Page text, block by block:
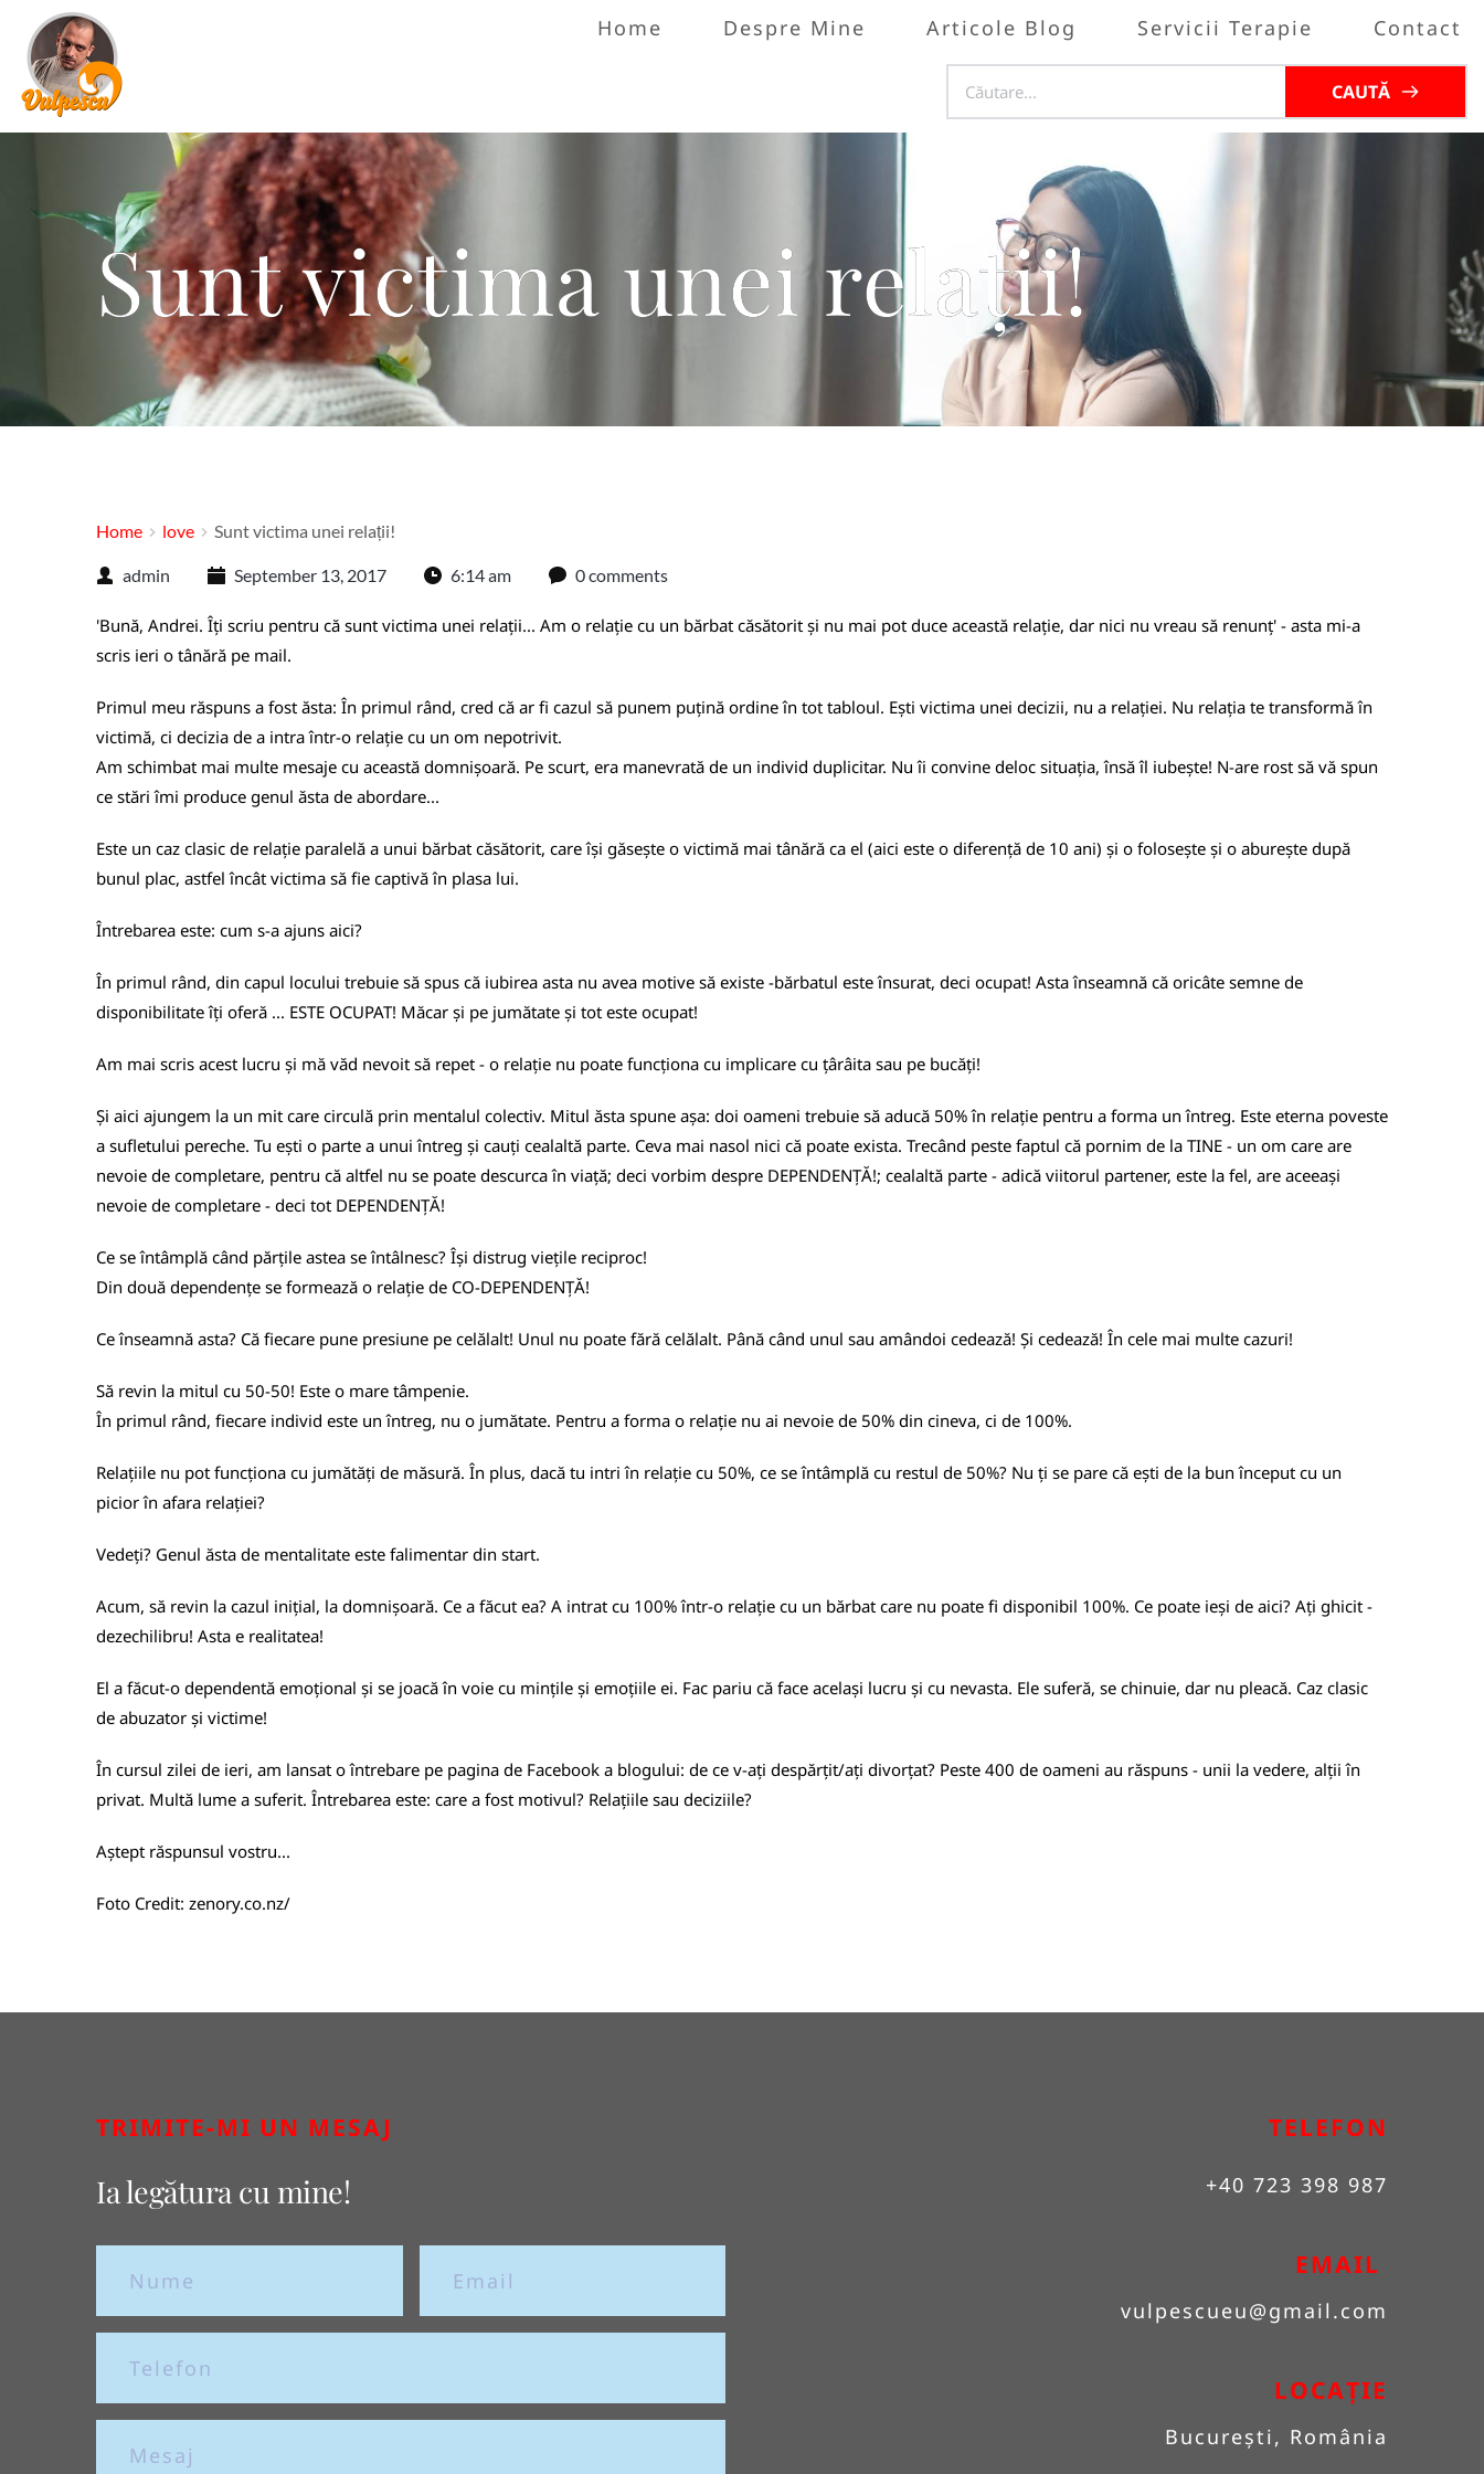
Home Despre Mine Articole Blog Servicii Terapie Contact
CAUTĂ
Sunt victima unei relații!
Home love Sunt victima unei relații!
admin September 13, 2017 6:14 am 0 comments
'Bună, Andrei. Îți scriu pentru că sunt victima unei relații... Am o relație cu un bărbat căsătorit și nu mai pot duce această relație, dar nici nu vreau să renunț' - asta mi-a
scris ieri o tânără pe mail.
Primul meu răspuns a fost ăsta: În primul rând, cred că ar fi cazul să punem puțină ordine în tot tabloul. Ești victima unei decizii, nu a relației. Nu relația te transformă în
victimă, ci decizia de a intra într-o relație cu un om nepotrivit.
Am schimbat mai multe mesaje cu această domnișoară. Pe scurt, era manevrată de un individ duplicitar. Nu îi convine deloc situația, însă îl iubește! N-are rost să vă spun
ce stări îmi produce genul ăsta de abordare...
Este un caz clasic de relație paralelă a unui bărbat căsătorit, care își găsește o victimă mai tânără ca el (aici este o diferență de 10 ani) și o folosește și o aburește după
bunul plac, astfel încât victima să fie captivă în plasa lui.
Întrebarea este: cum s-a ajuns aici?
În primul rând, din capul locului trebuie să spus că iubirea asta nu avea motive să existe -bărbatul este însurat, deci ocupat! Asta înseamnă că oricâte semne de
disponibilitate îți oferă ... ESTE OCUPAT! Măcar și pe jumătate și tot este ocupat!
Am mai scris acest lucru și mă văd nevoit să repet - o relație nu poate funcționa cu implicare cu țârâita sau pe bucăți!
Și aici ajungem la un mit care circulă prin mentalul colectiv. Mitul ăsta spune așa: doi oameni trebuie să aducă 50% în relație pentru a forma un întreg. Este eterna poveste
a sufletului pereche. Tu ești o parte a unui întreg și cauți cealaltă parte. Ceva mai nasol nici că poate exista. Trecând peste faptul că pornim de la TINE - un om care are
nevoie de completare, pentru că altfel nu se poate descurca în viață; deci vorbim despre DEPENDENȚĂ!; cealaltă parte - adică viitorul partener, este la fel, are aceeași
nevoie de completare - deci tot DEPENDENȚĂ!
Ce se întâmplă când părțile astea se întâlnesc? Își distrug viețile reciproc!
Din două dependențe se formează o relație de CO-DEPENDENȚĂ!
Ce înseamnă asta? Că fiecare pune presiune pe celălalt! Unul nu poate fără celălalt. Până când unul sau amândoi cedează! Și cedează! În cele mai multe cazuri!
Să revin la mitul cu 50-50! Este o mare tâmpenie.
În primul rând, fiecare individ este un întreg, nu o jumătate. Pentru a forma o relație nu ai nevoie de 50% din cineva, ci de 100%.
Relațiile nu pot funcționa cu jumătăți de măsură. În plus, dacă tu intri în relație cu 50%, ce se întâmplă cu restul de 50%? Nu ți se pare că ești de la bun început cu un
picior în afara relației?
Vedeți? Genul ăsta de mentalitate este falimentar din start.
Acum, să revin la cazul inițial, la domnișoară. Ce a făcut ea? A intrat cu 100% într-o relație cu un bărbat care nu poate fi disponibil 100%. Ce poate ieși de aici? Ați ghicit -
dezechilibru! Asta e realitatea!
El a făcut-o dependentă emoțional și se joacă în voie cu mințile și emoțiile ei. Fac pariu că face același lucru și cu nevasta. Ele suferă, se chinuie, dar nu pleacă. Caz clasic
de abuzator și victime!
În cursul zilei de ieri, am lansat o întrebare pe pagina de Facebook a blogului: de ce v-ați despărțit/ați divorțat? Peste 400 de oameni au răspuns - unii la vedere, alții în
privat. Multă lume a suferit. Întrebarea este: care a fost motivul? Relațiile sau deciziile?
Aștept răspunsul vostru...
Foto Credit: zenory.co.nz/
TRIMITE-MI UN MESAJ
Ia legătura cu mine!
TELEFON
+40 723 398 987
EMAIL
vulpescueu@gmail.com
LOCAȚIE
București, România